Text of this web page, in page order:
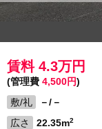
賃料 4.3万円
(管理費 4,500円)
敷/礼
－/－
広さ
22.35m2